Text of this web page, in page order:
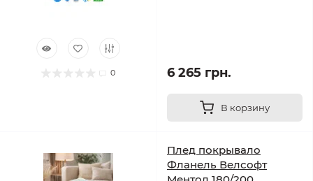
0 6 265 грн.
В корзину
Плед покрывало
Фланель Велсофт